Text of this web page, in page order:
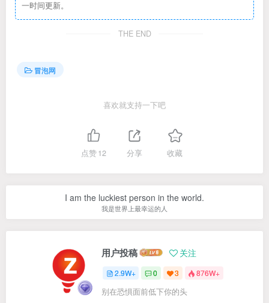
一时间更新。
THE END
冒泡网
喜欢就支持一下吧
点赞12 分享 收藏
I am the luckiest person in the world.
我是世界上最幸运的人
用户投稿 关注
2.9W+ 0 3 876W+
别在恐惧面前低下你的头